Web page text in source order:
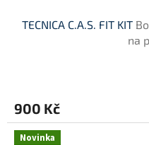
TECNICA C.A.S. FIT KIT
na
900 Kč
Novinka